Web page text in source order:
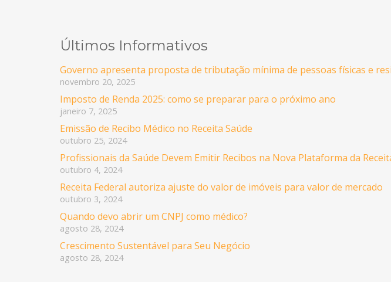
Últimos Informativos
Governo apresenta proposta de tributação mínima de pessoas físicas e
novembro 20, 2025
Imposto de Renda 2025: como se preparar para o próximo ano
janeiro 7, 2025
Emissão de Recibo Médico no Receita Saúde
outubro 25, 2024
Profissionais da Saúde Devem Emitir Recibos na Nova Plataforma da
outubro 4, 2024
Receita Federal autoriza ajuste do valor de imóveis para valor de mercado
outubro 3, 2024
Quando devo abrir um CNPJ como médico?
agosto 28, 2024
Crescimento Sustentável para Seu Negócio
agosto 28, 2024